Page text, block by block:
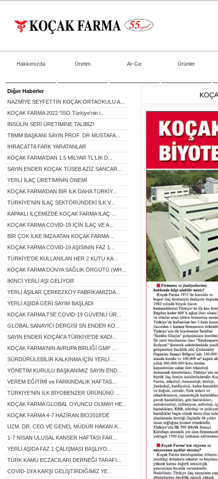
Hakkımızda Üretim Ar-Ge Ürünler
Diğer Haberler
NAZMİYE SEYFETTİN KOÇAK ORTAOKULU A...
KOÇAK FARMA 2022 "İSO Türkiye'nin i...
İNSÜLİN SERİ ÜRETİMİNE TALİBİZ!
TBMM BAŞKANI SAYIN PROF. DR MUSTAFA...
İHRACATTA FARK YARATANLAR
KOÇAK FARMA'DAN 1.5 MİLYAR TL'LİK D...
SAYIN ENDER KOÇAK TÜSEB AZİZ SANCAR...
YERLİ İLAÇ ÜRETİMİNİN ÖNEMİ
KOÇAK FARMA’DAN BİR İLK DAHA TÜRKİY...
TÜRKİYE’NİN İLAÇ SEKTÖRÜNDEKİ İLK V...
KAPAKLI İLÇEMİZDE KOÇAK FARMA İLAÇ ...
KOÇAK FARMA COVİD-19 İÇİN İLAÇ VE A...
BİR ÇOK İLKE İMZA ATAN KOÇAK FARMA ...
KOÇAK FARMA COVID-19 AŞISININ FAZ 1...
TÜRKİYE'DE KULLANILAN HER 2 KUTU KA...
KOÇAK FARMA DÜNYA SAĞLIK ÖRGÜTÜ (WH...
İKİNCİ YERLİ AŞI GELİYOR
YERLİ AŞILAR ÇERKEZKÖY FABRİKAMIZDA...
YERLİ AŞIDA GERİ SAYIM BAŞLADI
KOÇAK FARMA TSE COVID-19 GÜVENLİ ÜR...
GLOBAL SANAYİCİ DERGİSİ SN.ENDER KO...
SAYIN ENDER KOÇAK'A TÜRKİYE'DE KADI...
KOÇAK FARMA'NIN AVRUPA BİRLİĞİ GMP ...
SÜRDÜRÜLEBİLİR KALKINMA İÇİN YERLİ ...
YÖNETİM KURULU BAŞKANIMIZ SAYIN END...
VEREM EĞİTİMİ ve FARKINDALIK HAFTAS...
TÜRKİYE'NİN İLK BİYOBENZER ÜRÜNÜNÜ ...
KOÇAK FARMA GLOBAL OYUNCU OLMAYI HE...
KOÇAK FARMA 4-7 HAZİRAN BIO2018'DE
UZM. DR. CEO VE GENEL MÜDÜR HAKAN K...
1-7 NİSAN ULUSAL KANSER HAFTASI FAR...
YERLİ AŞIDA FAZ 1 ÇALIŞMASI BAŞLIYO...
TÜRK KAMU ECZACILARI DERNEĞİ TARAFI...
COVID-19'A KARŞI GELİŞTİRDİĞİMİZ YE...